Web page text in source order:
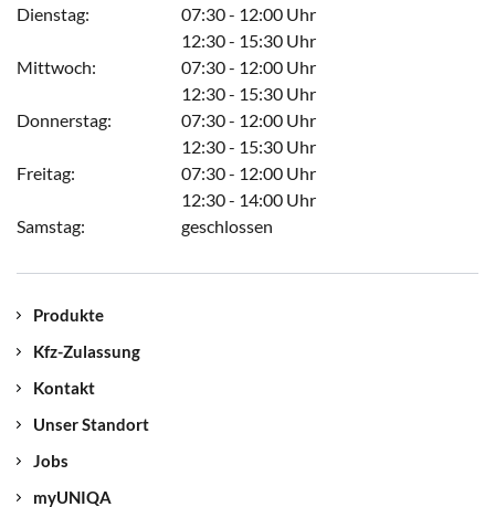
Dienstag:
07:30 - 12:00 Uhr
12:30 - 15:30 Uhr
Mittwoch:
07:30 - 12:00 Uhr
12:30 - 15:30 Uhr
Donnerstag:
07:30 - 12:00 Uhr
12:30 - 15:30 Uhr
Freitag:
07:30 - 12:00 Uhr
12:30 - 14:00 Uhr
Samstag:
geschlossen
Produkte
Kfz-Zulassung
Kontakt
Unser Standort
Jobs
myUNIQA